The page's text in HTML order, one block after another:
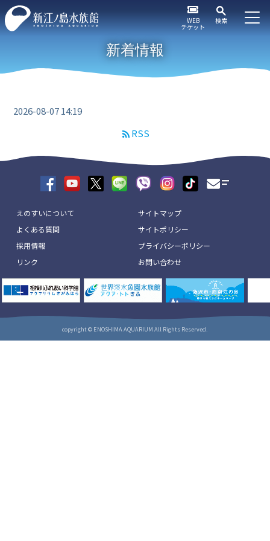
WEB
チケット
検索
新着情報
2026-08-07 14:19
RSS
えのすいについて
よくある質問
採用情報
リンク
サイトマップ
サイトポリシー
プライバシーポリシー
お問い合わせ
copyright © ENOSHIMA AQUARIUM All Rights Reserved.